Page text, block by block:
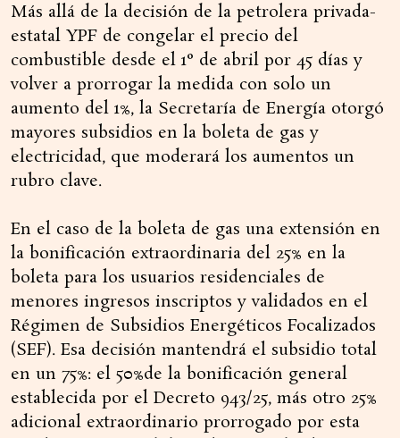
Más allá de la decisión de la petrolera privada-
estatal YPF de congelar el precio del
combustible desde el 1° de abril por 45 días y
volver a prorrogar la medida con solo un
aumento del 1%, la Secretaría de Energía otorgó
mayores subsidios en la boleta de gas y
electricidad, que moderará los aumentos un
rubro clave.
En el caso de la boleta de gas una extensión en
la bonificación extraordinaria del 25% en la
boleta para los usuarios residenciales de
menores ingresos inscriptos y validados en el
Régimen de Subsidios Energéticos Focalizados
(SEF). Esa decisión mantendrá el subsidio total
en un 75%: el 50%de la bonificación general
establecida por el Decreto 943/25, más otro 25%
adicional extraordinario prorrogado por esta